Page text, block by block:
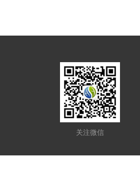
关注微信